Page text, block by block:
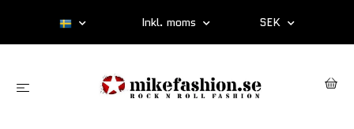
Inkl. moms SEK